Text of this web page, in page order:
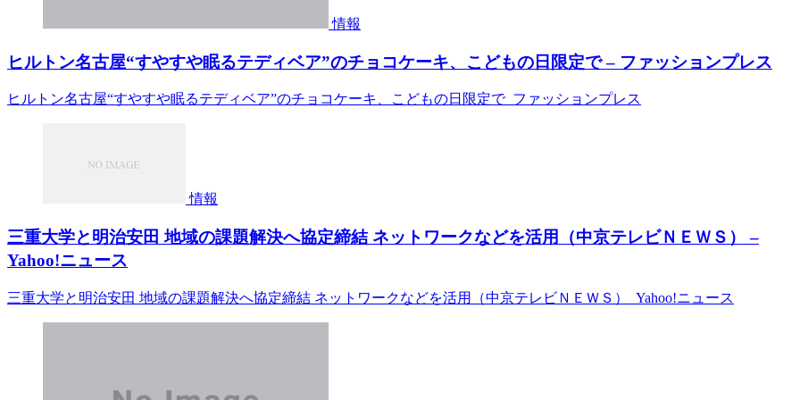
情報
ヒルトン名古屋“すやすや眠るテディベア”のチョコケーキ、こどもの日限定で – ファッションプレス
ヒルトン名古屋“すやすや眠るテディベア”のチョコケーキ、こどもの日限定で ファッションプレス
情報
三重大学と明治安田 地域の課題解決へ協定締結 ネットワークなどを活用（中京テレビＮＥＷＳ） –
Yahoo!ニュース
三重大学と明治安田 地域の課題解決へ協定締結 ネットワークなどを活用（中京テレビＮＥＷＳ） Yahoo!ニュース